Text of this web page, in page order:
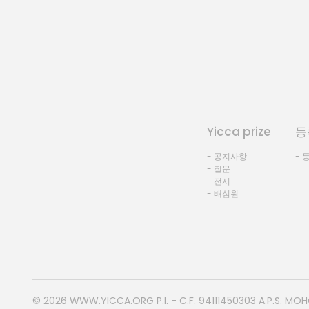
Yicca prize
- 공지사항
- 질문
- 전시
- 배심원
-
© 2026 WWW.YICCA.ORG P.I. - C.F. 94111450303 A.P.S.